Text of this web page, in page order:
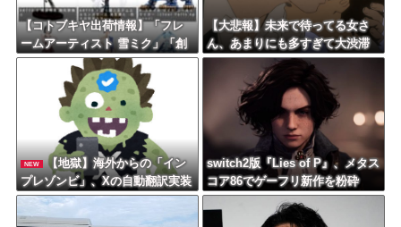
【コトブキヤ出荷情報】「フレ
ームアーティスト 雪ミク」「創
彩少女庭園 早乙女 瑠衣【桃桜高
校・競泳水着】」プラモデルほ
か【発売日決定】
【大悲報】未来で待ってる女さ
ん、あまりにも多すぎて大渋滞
にｗｗｗｗｗ
NEW
【地獄】海外からの「イン
プレゾンビ」、Xの自動翻訳実装
のせいでガチで最悪の進化を遂
げてしまう…
switch2版『Lies of P』、メタス
コア86でゲーフリ新作を粉砕